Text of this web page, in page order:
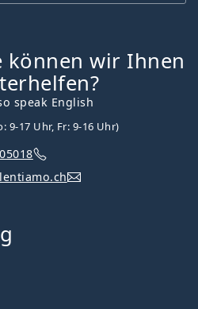
können wir Ihnen
speak English
9-17 Uhr, Fr: 9-16 Uhr)